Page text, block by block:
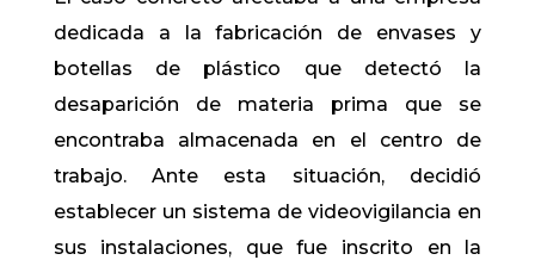
dedicada a la fabricación de envases y
botellas de plástico que detectó la
desaparición de materia prima que se
encontraba almacenada en el centro de
trabajo. Ante esta situación, decidió
establecer un sistema de videovigilancia en
sus instalaciones, que fue inscrito en la